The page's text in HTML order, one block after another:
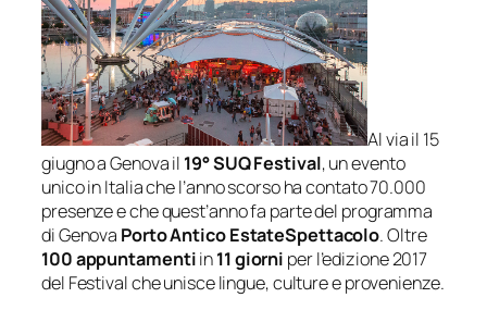
Al via il 15
giugno a Genova il 19° SUQ Festival, un evento
unico in Italia che l’anno scorso ha contato 70.000
presenze e che quest’anno fa parte del programma
di Genova Porto AnticoEstateSpettacolo. Oltre
100 appuntamentiin11 giorni per l’edizione 2017
del Festival che unisce lingue, culture e provenienze.